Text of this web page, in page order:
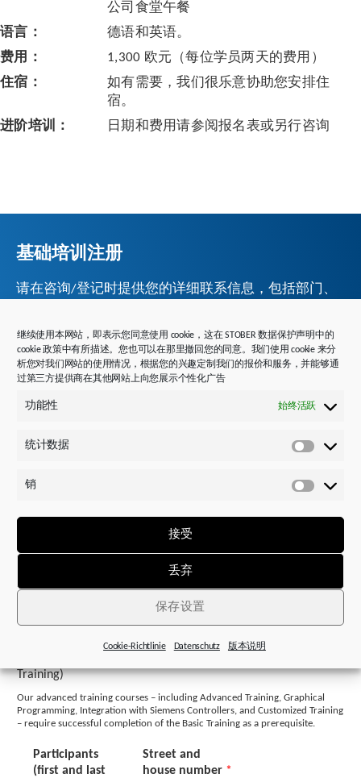
继续使用本网站，即表示您同意使用 cookie，这在 STOBER 数据保护声明中的
cookie 政策中有所描述。您也可以在那里撤回您的同意。我们使用 cookie 来分
析您对我们网站的使用情况，根据您的兴趣定制我们的报价和服务，并能够通
过第三方提供商在其他网站上向您展示个性化广告
功能性 始终活跃
统计数据
数
销
接受
丢弃
保存设置
Cookie-Richtlinie Datenschutz 版本说明
公司食堂午餐
语言：
德语和英语。
费用：
1,300 欧元（每位学员两天的费用）
住宿：
如有需要，我们很乐意协助您安排住
宿。
进阶培训：
日期和费用请参阅报名表或另行咨询
基础培训注册
请在咨询/登记时提供您的详细联系信息，包括部门、
Company
Training Selection
Advanced Training with practical exercises (2 days,
prerequisite: Basic Training)
Graphical Programming (1 day, prerequisite: Basic
(1 day, prerequisite: Basic Training)
Customized Training (by arrangement, prerequisite: Basic
Training)
Our advanced training courses – including Advanced Training, Graphical
Programming, Integration with Siemens Controllers, and Customized Training
– require successful completion of the Basic Training as a prerequisite.
Participants
(first and last
Street and
house number *